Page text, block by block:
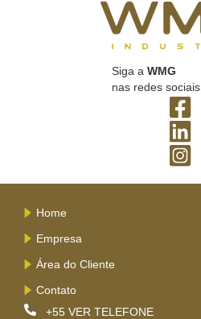
Siga a WMG
nas redes sociais
Home
Empresa
Área do Cliente
Contato
+55 VER TELEFONE